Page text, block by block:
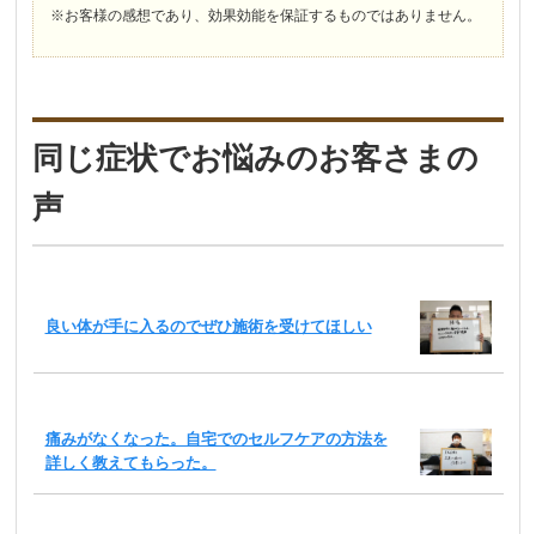
※お客様の感想であり、効果効能を保証するものではありません。
同じ症状でお悩みのお客さまの
声
良い体が手に入るのでぜひ施術を受けてほしい
痛みがなくなった。自宅でのセルフケアの方法を
詳しく教えてもらった。